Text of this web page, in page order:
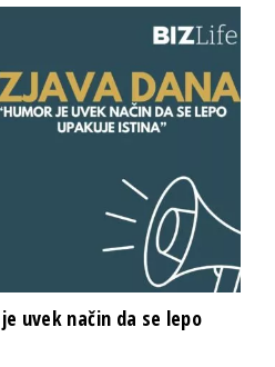
je uvek način da se lepo